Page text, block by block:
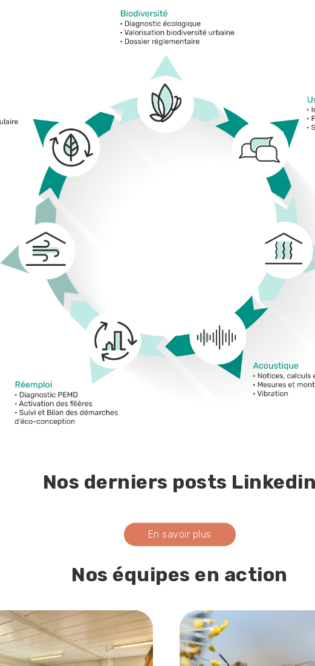
Nos derniers posts
En savoir plus
Nos équipes en action
Image